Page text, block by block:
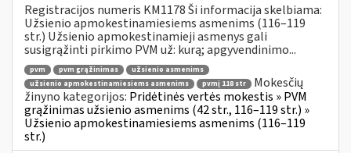
Registracijos numeris KM1178 Ši informacija skelbiama:
Užsienio apmokestinamiesiems asmenims (116–119
str.) Užsienio apmokestinamieji asmenys gali
susigrąžinti pirkimo PVM už: kurą; apgyvendinimo...
pvm pvm grąžinimas
užsienio asmenims
užsienio apmokestinamiesiems asmenims
pvmį 118 str
Mokesčių
žinyno kategorijos: Pridėtinės vertės mokestis » PVM
grąžinimas užsienio asmenims (42 str., 116–119 str.) »
Užsienio apmokestinamiesiems asmenims (116–119
str.)